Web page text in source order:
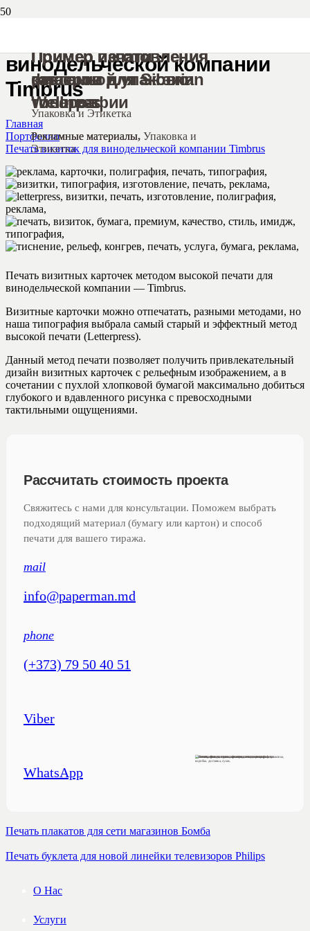
винодельческой компании
Timbrus
Главная
Портфолио
Печать визиток для винодельческой компании Timbrus
Печать визитных карточек методом высокой печати для
винодельческой компании — Timbrus.
Визитные карточки можно отпечатать, разными методами, но
наша типография выбрала самый старый и эффектный метод
высокой печати (Letterpress).
Данный метод печати позволяет получить привлекательный
дизайн визитных карточек с рельефным изображением, а в
сочетании с пухлой хлопковой бумагой максимально добиться
глубокого и вдавленного рисунка с превосходными
тактильными ощущениями.
Рассчитать стоимость проекта
Свяжитесь с нами для консультации. Поможем выбрать
подходящий материал (бумагу или картон) и способ
печати для вашего тиража.
mail
info@paperman.md
phone
(+373) 79 50 40 51
Viber
WhatsApp
Печать плакатов для сети магазинов Бомба
Печать буклета для новой линейки телевизоров Philips
Пример изготовления
рекламы для — эко
товаров
Рекламные материалы, Упаковка и
Этикетка
Пример изготовления
флаеров в
типографии
Рекламные материалы
Пример изготовления
картонной упаковки
Упаковка и Этикетка
Пример печати
флаеров для Siberian
Wellness
Рекламные материалы
О Нас
Услуги